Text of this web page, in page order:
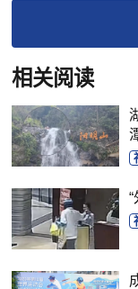
相关阅读